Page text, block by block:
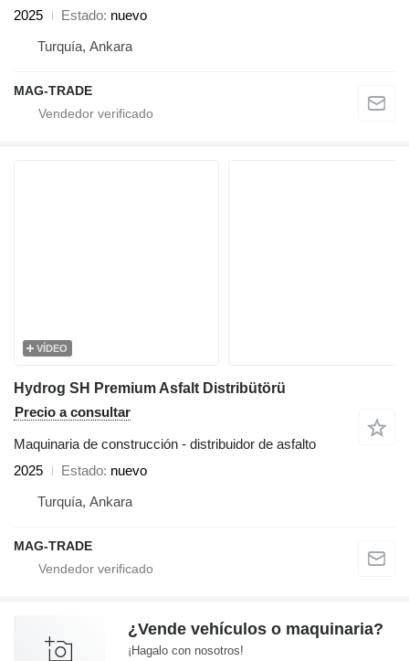
2025
Estado nuevo
Turquía, Ankara
MAG-TRADE
VÍDEO
Hydrog SH Premium Asfalt Distribütörü
Precio a consultar
Maquinaria de construcción - distribuidor de asfalto
2025
Estado nuevo
Turquía, Ankara
MAG-TRADE
¿Vende vehículos o maquinaria?
¡Hagalo con nosotros!